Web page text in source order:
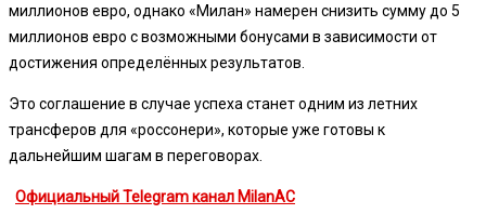
миллионов евро, однако «Милан» намерен снизить сумму до 5
миллионов евро с возможными бонусами в зависимости от
достижения определённых результатов.
Это соглашение в случае успеха станет одним из летних
трансферов для «россонери», которые уже готовы к
дальнейшим шагам в переговорах.
Официальный Telegram канал MilanAC